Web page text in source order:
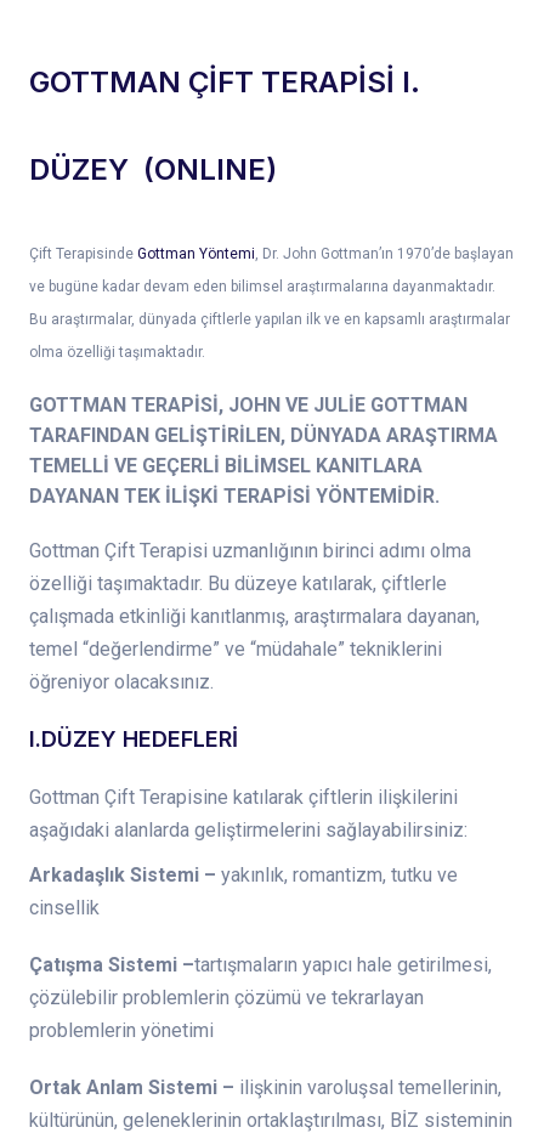
GOTTMAN ÇİFT TERAPİSİ I.
DÜZEY (ONLINE)
Çift Terapisinde Gottman Yöntemi, Dr. John Gottman’ın 1970’de başlayan
ve bugüne kadar devam eden bilimsel araştırmalarına dayanmaktadır.
Bu araştırmalar, dünyada çiftlerle yapılan ilk ve en kapsamlı araştırmalar
olma özelliği taşımaktadır.
GOTTMAN TERAPİSİ, JOHN VE JULİE GOTTMAN
TARAFINDAN GELİŞTİRİLEN, DÜNYADA ARAŞTIRMA
TEMELLİ VE GEÇERLİ BİLİMSEL KANITLARA
DAYANAN TEK İLİŞKİ TERAPİSİ YÖNTEMİDİR.
Gottman Çift Terapisi uzmanlığının birinci adımı olma
özelliği taşımaktadır. Bu düzeye katılarak, çiftlerle
çalışmada etkinliği kanıtlanmış, araştırmalara dayanan,
temel “değerlendirme” ve “müdahale” tekniklerini
öğreniyor olacaksınız.
I.DÜZEY HEDEFLERİ
Gottman Çift Terapisine katılarak çiftlerin ilişkilerini
aşağıdaki alanlarda geliştirmelerini sağlayabilirsiniz:
Arkadaşlık Sistemi – yakınlık, romantizm, tutku ve
cinsellik
Çatışma Sistemi –tartışmaların yapıcı hale getirilmesi,
çözülebilir problemlerin çözümü ve tekrarlayan
problemlerin yönetimi
Ortak Anlam Sistemi – ilişkinin varoluşsal temellerinin,
kültürünün, geleneklerinin ortaklaştırılması, BİZ sisteminin